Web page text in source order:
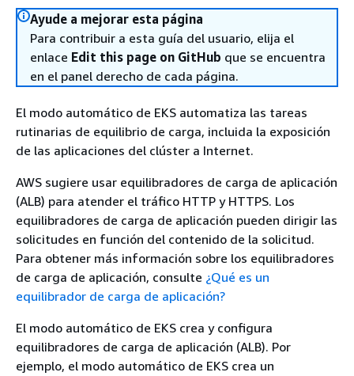
Ayude a mejorar esta página
Para contribuir a esta guía del usuario, elija el
enlace Edit this page on GitHub que se encuentra
en el panel derecho de cada página.
El modo automático de EKS automatiza las tareas
rutinarias de equilibrio de carga, incluida la exposición
de las aplicaciones del clúster a Internet.
AWS sugiere usar equilibradores de carga de aplicación
(ALB) para atender el tráfico HTTP y HTTPS. Los
equilibradores de carga de aplicación pueden dirigir las
solicitudes en función del contenido de la solicitud.
Para obtener más información sobre los equilibradores
de carga de aplicación, consulte ¿Qué es un
equilibrador de carga de aplicación?
El modo automático de EKS crea y configura
equilibradores de carga de aplicación (ALB). Por
ejemplo, el modo automático de EKS crea un